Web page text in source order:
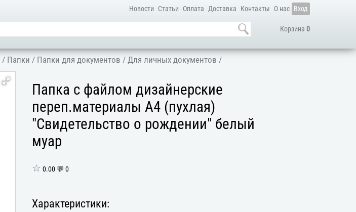
Новости Статьи Оплата Доставка Контакты О нас Вход
Корзина 0
/ Папки / Папки для документов /Для личных документов /
Папка с файлом дизайнерские
переп.материалы А4 (пухлая)
"Свидетельство о рождении" белый
муар
☆ 0.00 💬 0
Характеристики: